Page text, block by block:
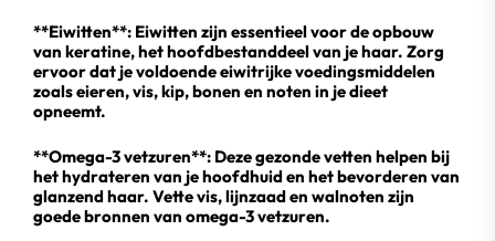
**Eiwitten**: Eiwitten zijn essentieel voor de opbouw
van keratine, het hoofdbestanddeel van je haar. Zorg
ervoor dat je voldoende eiwitrijke voedingsmiddelen
zoals eieren, vis, kip, bonen en noten in je dieet
opneemt.
**Omega-3 vetzuren**: Deze gezonde vetten helpen bij
het hydrateren van je hoofdhuid en het bevorderen van
glanzend haar. Vette vis, lijnzaad en walnoten zijn
goede bronnen van omega-3 vetzuren.